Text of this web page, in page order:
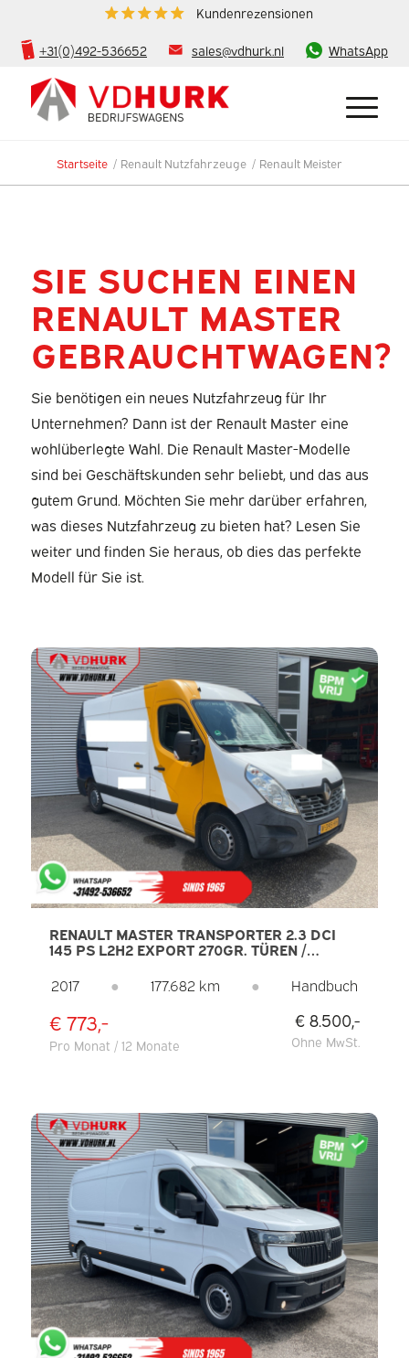
Kundenrezensionen
+31(0)492-536652 sales@vdhurk.nl WhatsApp
Startseite / Renault Nutzfahrzeuge / Renault Meister
SIE SUCHEN EINEN
RENAULT MASTER
GEBRAUCHTWAGEN?
Sie benötigen ein neues Nutzfahrzeug für Ihr
Unternehmen? Dann ist der Renault Master eine
wohlüberlegte Wahl. Die Renault Master-Modelle
sind bei Geschäftskunden sehr beliebt, und das aus
gutem Grund. Möchten Sie mehr darüber erfahren,
was dieses Nutzfahrzeug zu bieten hat? Lesen Sie
weiter und finden Sie heraus, ob dies das perfekte
Modell für Sie ist.
RENAULT MASTER TRANSPORTER 2.3 DCI
145 PS L2H2 EXPORT 270GR. TÜREN /
TEMPOMAT / PDC / SEITENSCHWELLER
2017 ● 177.682 km ● Handbuch
€ 773,-
Pro Monat / 12 Monate
€ 8.500,-
Ohne MwSt.